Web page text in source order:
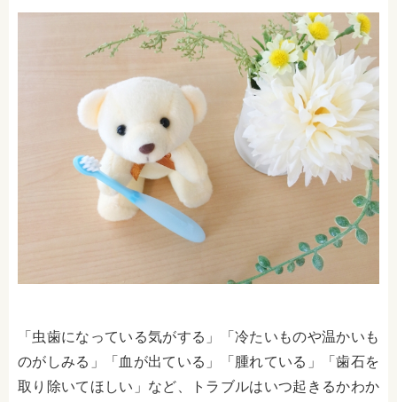
「虫歯になっている気がする」「冷たいものや温かいも
のがしみる」「血が出ている」「腫れている」「歯石を
取り除いてほしい」など、トラブルはいつ起きるかわか